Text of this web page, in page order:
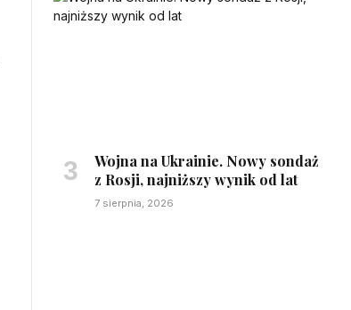
Wojna na Ukrainie. Nowy sondaż
z Rosji, najniższy wynik od lat
7 sierpnia, 2026